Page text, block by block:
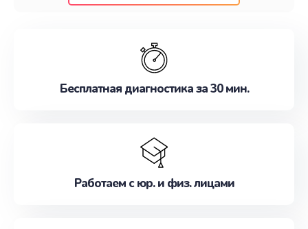
наилучшим образом. Не медлите записаться на
Бесплатная диагностика за 30 мин.
Работаем с юр. и физ. лицами